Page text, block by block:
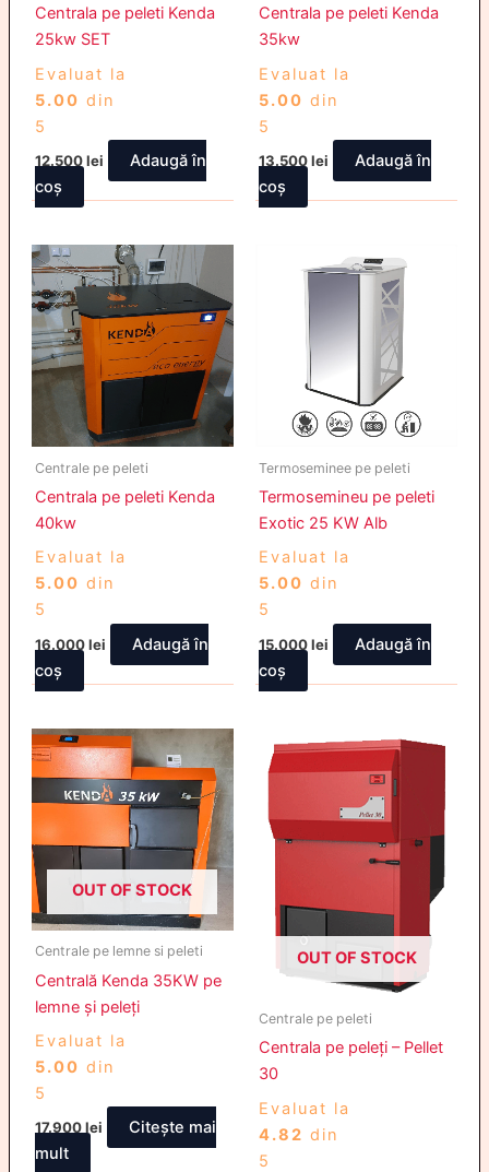
Centrala pe peleti Kenda
25kw SET
Evaluat la
5.00 din
5
12.500lei
Adaugă în
coș
Centrala pe peleti Kenda
35kw
Evaluat la
5.00 din
5
13.500lei
Adaugă în
coș
Centrale pe peleti
Centrala pe peleti Kenda
40kw
Evaluat la
5.00 din
5
16.000lei
Adaugă în
coș
Termoseminee pe peleti
Termosemineu pe peleti
Exotic 25 KW Alb
Evaluat la
5.00 din
5
15.000lei
Adaugă în
coș
OUT OF STOCK
Centrale pe lemne si peleti
Centrală Kenda 35KW pe
lemne și peleți
Evaluat la
5.00 din
5
17.900lei
Citește mai
mult
OUT OF STOCK
Centrale pe peleti
Centrala pe peleți – Pellet
30
Evaluat la
4.82 din
5